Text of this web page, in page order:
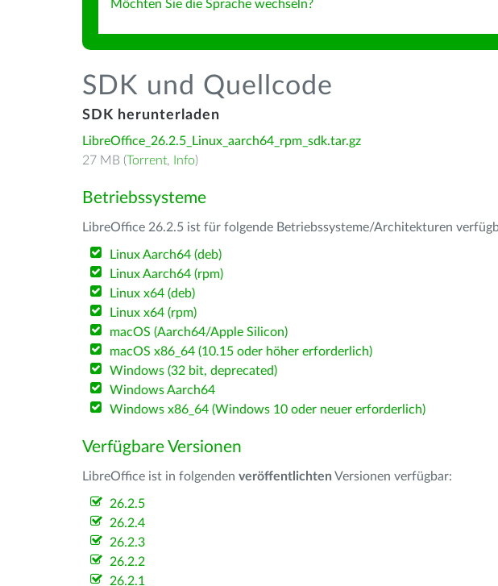
Möchten Sie die Sprache wechseln?
SDK und Quellcode
SDK herunterladen
LibreOffice_26.2.5_Linux_aarch64_rpm_sdk.tar.gz
27 MB (Torrent, Info)
Betriebssysteme
LibreOffice 26.2.5 ist für folgende Betriebssysteme/Architekturen
Linux Aarch64 (deb)
Linux Aarch64 (rpm)
Linux x64 (deb)
Linux x64 (rpm)
macOS (Aarch64/Apple Silicon)
macOS x86_64 (10.15 oder höher erforderlich)
Windows (32 bit, deprecated)
Windows Aarch64
Windows x86_64 (Windows 10 oder neuer erforderlich)
Verfügbare Versionen
LibreOffice ist in folgenden veröffentlichten Versionen verfügbar:
26.2.5
26.2.4
26.2.3
26.2.2
26.2.1